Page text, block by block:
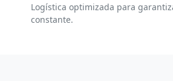
Logística optimizada para
constante.